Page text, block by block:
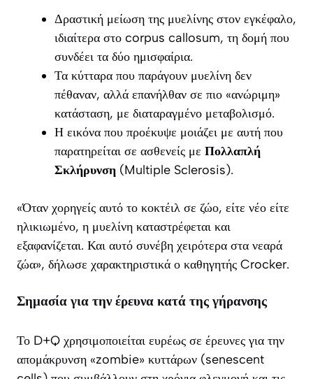
Δραστική μείωση της μυελίνης στον εγκέφαλο,
ιδιαίτερα στο corpus callosum, τη δομή που
συνδέει τα δύο ημισφαίρια.
Τα κύτταρα που παράγουν μυελίνη δεν
πέθαναν, αλλά επανήλθαν σε πιο «ανώριμη»
κατάσταση, με διαταραγμένο μεταβολισμό.
Η εικόνα που προέκυψε μοιάζει με αυτή που
παρατηρείται σε ασθενείς με Πολλαπλή
Σκλήρυνση (Multiple Sclerosis).
«Όταν χορηγείς αυτό το κοκτέιλ σε ζώο, είτε νέο είτε
ηλικιωμένο, η μυελίνη καταστρέφεται και
εξαφανίζεται. Και αυτό συνέβη χειρότερα στα νεαρά
ζώα», δήλωσε χαρακτηριστικά ο καθηγητής Crocker.
Σημασία για την έρευνα κατά της γήρανσης
Το D+Q χρησιμοποιείται ευρέως σε έρευνες για την
απομάκρυνση «zombie» κυττάρων (senescent